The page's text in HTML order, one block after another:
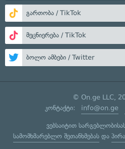
გართობა / TikTok
მეცნიერება / TikTok
ბოლო ამბები / Twitter
© On.ge LLC,
კონტაქტი: info@on.ge
ვებსაიტით
სამომხმარებლო შეთანხმებასდა